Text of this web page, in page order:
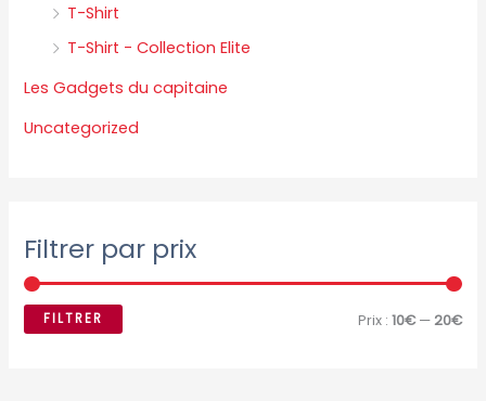
T-Shirt
T-Shirt - Collection Elite
Les Gadgets du capitaine
Uncategorized
Filtrer par prix
FILTRER Prix : 10€—20€